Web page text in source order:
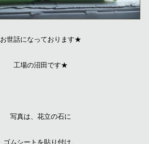
お世話になっております★
工場の沼田です★
写真は、花立の石に
ゴムシートを貼り付け、